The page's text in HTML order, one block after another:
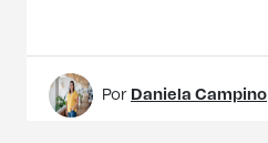
Por Daniela Campino